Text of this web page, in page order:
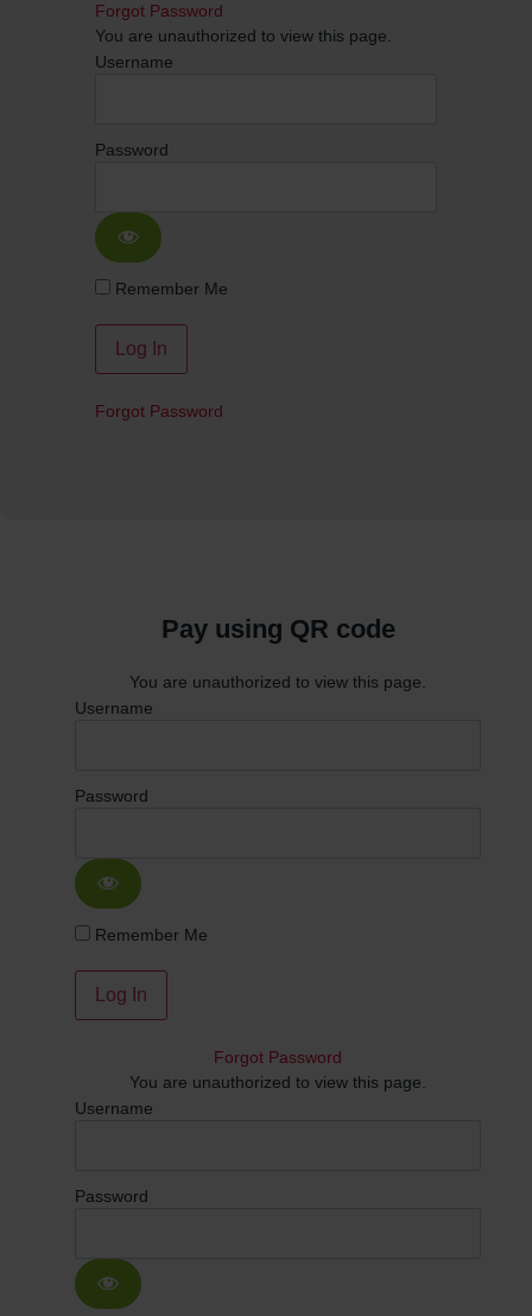
Forgot Password
You are unauthorized to view this page.
Username
Password
Remember Me
Forgot Password
Pay using QR code
You are unauthorized to view this page.
Username
Password
Remember Me
Forgot Password
You are unauthorized to view this page.
Username
Password